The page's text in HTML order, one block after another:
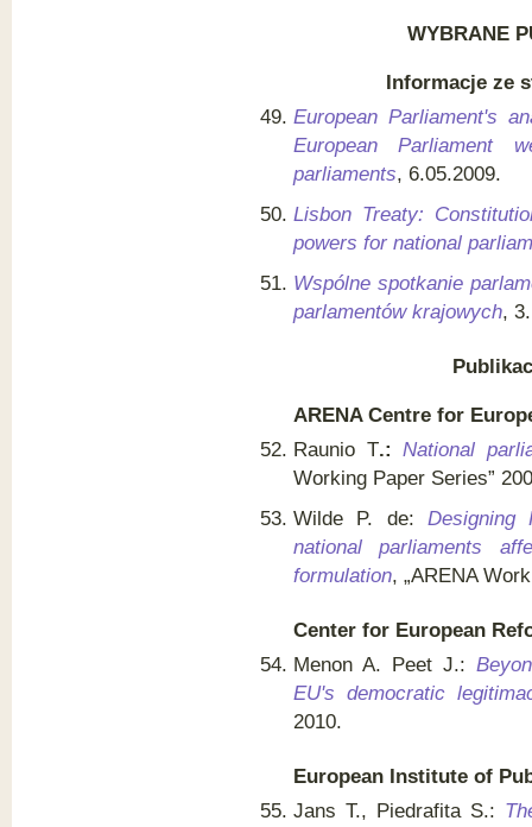
WYBRANE
Informacje ze
European Parliament's
European Parliament
parliaments, 6.05.2009.
Lisbon Treaty:
powers for national
Wspólne spotkanie
parlamentów krajowych,
ARENA Centre for
Raunio T.:National
Working Paper Series”
Wilde P. de: Designing
national parliaments
formulation, „ARENA
Center for European
Menon A. Peet J.:
EU's democratic
2010.
European Institute of
Jans T., Piedrafita S.: